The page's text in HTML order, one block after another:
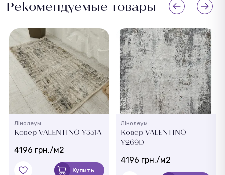
Рекомендуемые товары
Лінолеум
Ковер VALENTINO Y351A
4196 грн./м2
Купить
Лінолеум
Ковер VALENTINO
Y269D
4196 грн./м2